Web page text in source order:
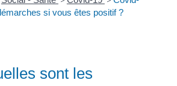
si vous êtes positif ?
sont les